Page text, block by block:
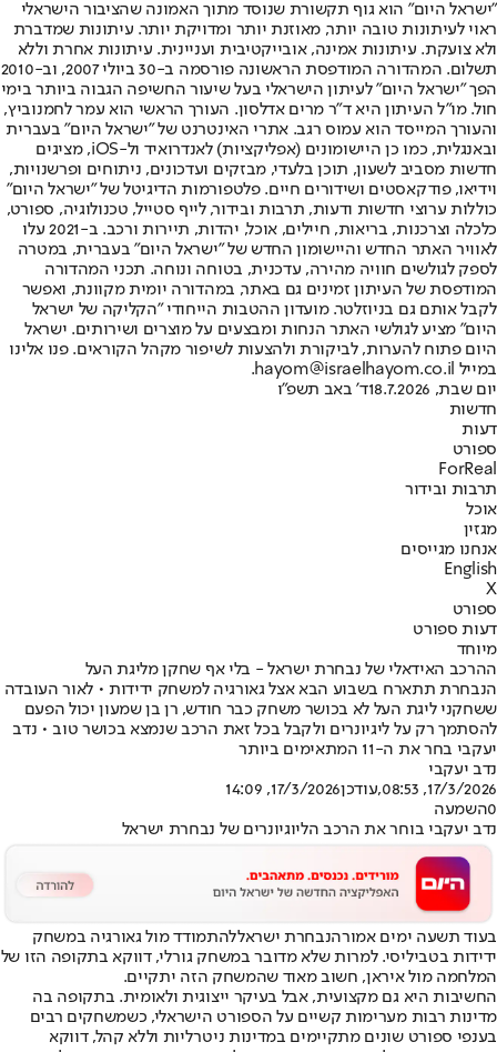
"ישראל היום" הוא גוף תקשורת שנוסד מתוך האמונה שהציבור הישראלי
ראוי לעיתונות טובה יותר, מאוזנת יותר ומדויקת יותר. עיתונות שמדברת
ולא צועקת. עיתונות אמינה, אובייקטיבית ועניינית. עיתונות אחרת וללא
תשלום. המהדורה המודפסת הראשונה פורסמה ב-30 ביולי 2007, וב-2010
הפך "ישראל היום" לעיתון הישראלי בעל שיעור החשיפה הגבוה ביותר בימי
חול. מו"ל העיתון היא ד"ר מרים אדלסון. העורך הראשי הוא עמר לחמנוביץ,
והעורך המייסד הוא עמוס רגב. אתרי האינטרנט של "ישראל היום" בעברית
ובאנגלית, כמו כן היישומונים (אפליקציות) לאנדרואיד ול-iOS, מציגים
חדשות מסביב לשעון, תוכן בלעדי, מבזקים ועדכונים, ניתוחים ופרשנויות,
וידיאו, פודקאסטים ושידורים חיים. פלטפורמות הדיגיטל של "ישראל היום"
כוללות ערוצי חדשות ודעות, תרבות ובידור, לייף סטייל, טכנולוגיה, ספורט,
כלכלה וצרכנות, בריאות, חיילים, אוכל, יהדות, תיירות ורכב. ב-2021 עלו
לאוויר האתר החדש והיישומון החדש של "ישראל היום" בעברית, במטרה
לספק לגולשים חוויה מהירה, עדכנית, בטוחה ונוחה. תכני המהדורה
המודפסת של העיתון זמינים גם באתר, במהדורה יומית מקוונת, ואפשר
לקבל אותם גם בניוזלטר. מועדון ההטבות הייחודי "הקליקה של ישראל
היום" מציע לגולשי האתר הנחות ומבצעים על מוצרים ושירותים. ישראל
היום פתוח להערות, לביקורת ולהצעות לשיפור מקהל הקוראים. פנו אלינו
במייל hayom@israelhayom.co.il.
יום שבת, 18.7.2026
ד' באב תשפ"ו
חדשות
דעות
ספורט
ForReal
תרבות ובידור
אוכל
מגזין
אנחנו מגייסים
English
X
ספורט
דעות ספורט
מיוחד
ההרכב האידאלי של נבחרת ישראל - בלי אף שחקן מליגת העל
הנבחרת תתארח בשבוע הבא אצל גאורגיה למשחק ידידות • לאור העובדה
ששחקני ליגת העל לא בכושר משחק כבר חודש, רן בן שמעון יכול הפעם
להסתמך רק על ליגיונרים ולקבל בכל זאת הרכב שנמצא בכושר טוב • נדב
יעקבי בחר את ה-11 המתאימים ביותר
נדב יעקבי
17/3/2026, 08:53
,עודכן17/3/2026, 14:09
0השמעה
נדב יעקבי בוחר את הרכב הליוגיונרים של נבחרת ישראל
בעוד תשעה ימים אמורהנבחרת ישראללהתמודד מול גאורגיה במשחק
ידידות בטביליסי. למרות שלא מדובר במשחק גורלי, דווקא בתקופה הזו של
המלחמה מול איראן, חשוב מאוד שהמשחק הזה יתקיים.
החשיבות היא גם מקצועית, אבל בעיקר ייצוגית ולאומית. בתקופה בה
מדינות רבות מערימות קשיים על הספורט הישראלי, כשמשחקים רבים
בענפי ספורט שונים מתקיימים במדינות ניטרליות וללא קהל, דווקא